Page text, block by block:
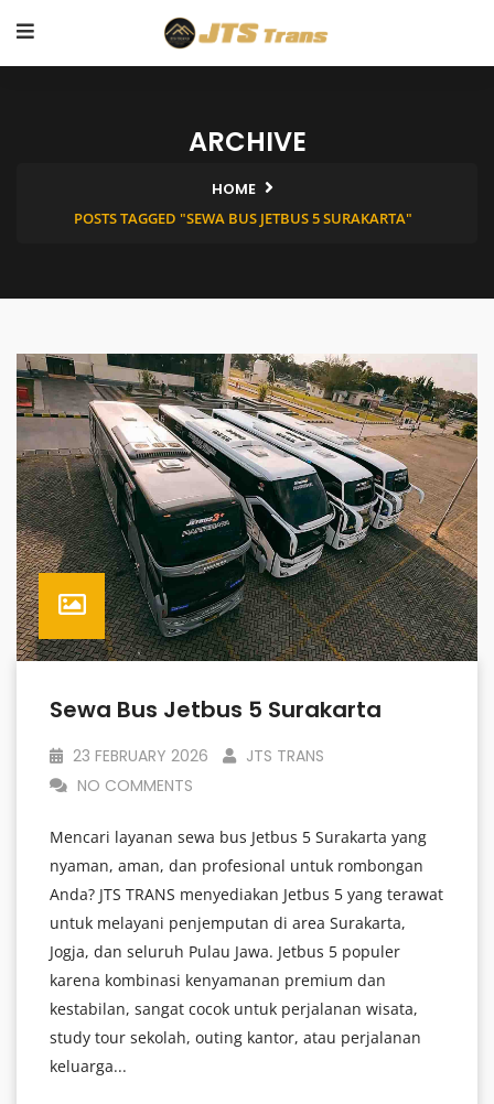
ARCHIVE
HOME
POSTS TAGGED "SEWA BUS JETBUS 5 SURAKARTA"
Sewa Bus Jetbus 5 Surakarta
23 FEBRUARY 2026
JTS TRANS
NO COMMENTS
Mencari layanan sewa bus Jetbus 5 Surakarta yang
nyaman, aman, dan profesional untuk rombongan
Anda? JTS TRANS menyediakan Jetbus 5 yang terawat
untuk melayani penjemputan di area Surakarta,
Jogja, dan seluruh Pulau Jawa. Jetbus 5 populer
karena kombinasi kenyamanan premium dan
kestabilan, sangat cocok untuk perjalanan wisata,
study tour sekolah, outing kantor, atau perjalanan
keluarga...